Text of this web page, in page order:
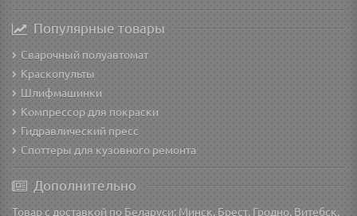
Популярные товары
Сварочный полуавтомат
Краскопульты
Шлифмашинки
Компрессор для покраски
Гидравлический пресс
Споттеры для кузовного ремонта
Дополнительно
Товар с доставкой по Беларуси: Минск, Брест, Гродно, Витебск,